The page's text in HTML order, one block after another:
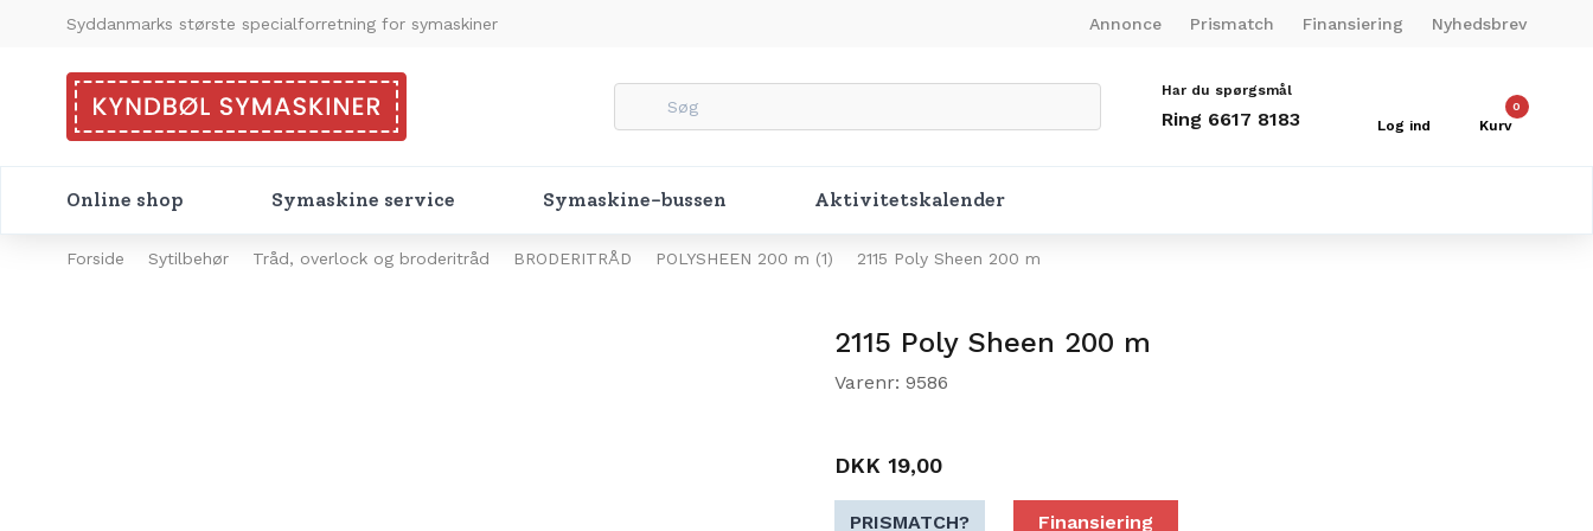
Syddanmarks største specialforretning for symaskiner Annonce Prismatch Finansiering Nyhedsbrev
Har du spørgsmål
Ring 6617 8183 Log ind
0
Kurv
Online shop Symaskine service Symaskine-bussen Aktivitetskalender
Forside Sytilbehør Tråd, overlock og broderitråd BRODERITRÅD POLYSHEEN 200 m (1) 2115 Poly Sheen 200 m
2115 Poly Sheen 200 m
Varenr: 9586
DKK 19,00
PRISMATCH? Finansiering